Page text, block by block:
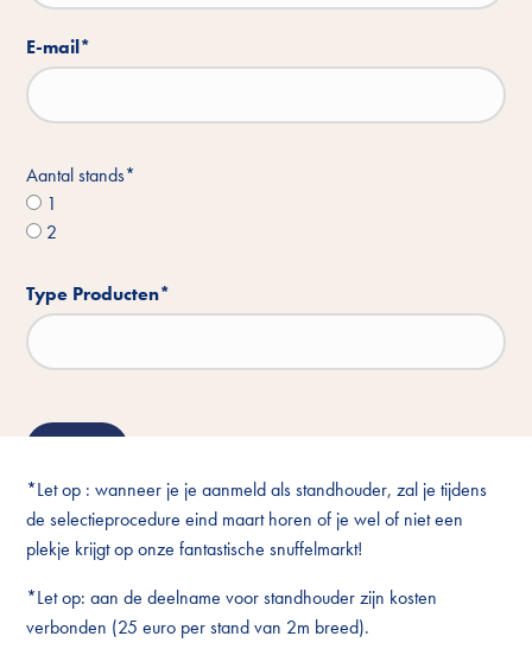
E-mail*
Aantal stands*
1
2
Type Producten*
*Let op : wanneer je je aanmeld als standhouder, zal je tijdens
de selectieprocedure eind maart horen of je wel of niet een
plekje krijgt op onze fantastische snuffelmarkt!
*Let op: aan de deelname voor standhouder zijn kosten
verbonden (25 euro per stand van 2m breed).